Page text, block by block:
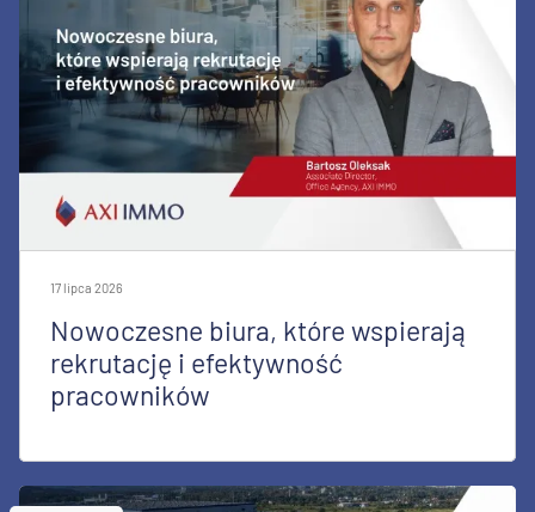
17 lipca 2026
Nowoczesne biura, które wspierają
rekrutację i efektywność
pracowników